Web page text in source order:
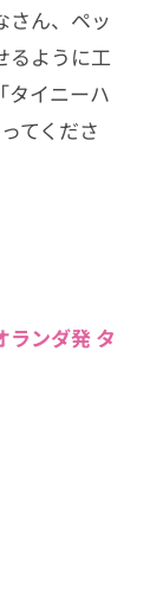
さん、ペッ
るように工
タイニーハ
てくださ
ランダ発 タ